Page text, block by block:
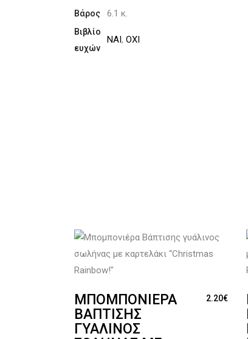
Βάρος 6.1 κ.
Βιβλίο
ευχών
ΝΑΙ, ΟΧΙ
ΜΠΟΜΠΟΝΙΈΡΑ
ΒΆΠΤΙΣΗΣ
ΓΥΆΛΙΝΟΣ
2.20€